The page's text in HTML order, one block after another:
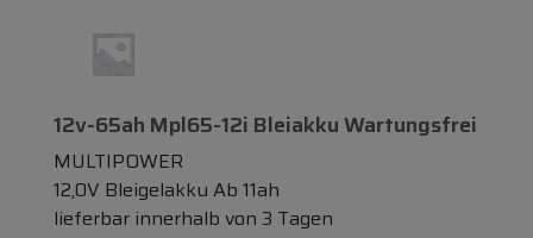
12v-65ah Mpl65-12i Bleiakku Wartungsfrei
MULTIPOWER
12,0V Bleigelakku Ab 11ah
lieferbar innerhalb von 3 Tagen